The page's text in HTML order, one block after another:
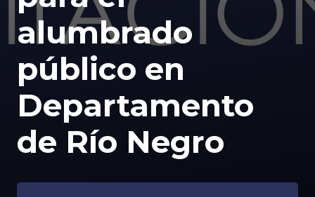
alumbrado
público en
Departamento
de Río Negro